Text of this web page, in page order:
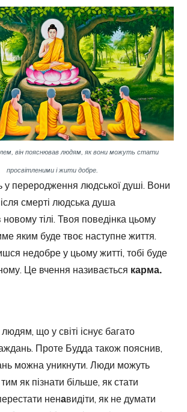
він пояснював людям, як вони можуть стати
просвітленими і жити добре.
у переродження людської душі. Вони
смерті людська душа
тілі. Твоя поведінка цьому
яким буде твоє наступне життя.
недобре у цьому житті, тобі буде
Це вчення називається карма.
що у світі існує багато
Проте Будда також пояснив,
можна уникнути. Люди можуть
як пізнати більше, як стати
ненавидіти, як не думати